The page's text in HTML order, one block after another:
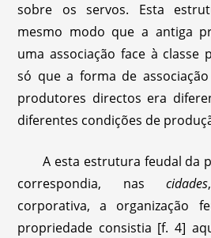
sobre os servos. Esta
mesmo modo que a antiga
uma associação face à classe
só que a forma de
produtores directos era
diferentes condições de
A esta estrutura feudal da
correspondia, nas cidades
corporativa, a organização
propriedade consistia [f. 4]